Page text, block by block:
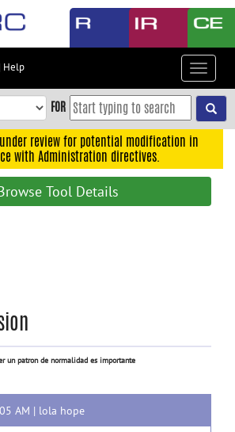
Help
Toggle
FOR
review for potential modification in
with Administration directives.
Tool Details
un patron de normalidad es importante
AM | lola hope